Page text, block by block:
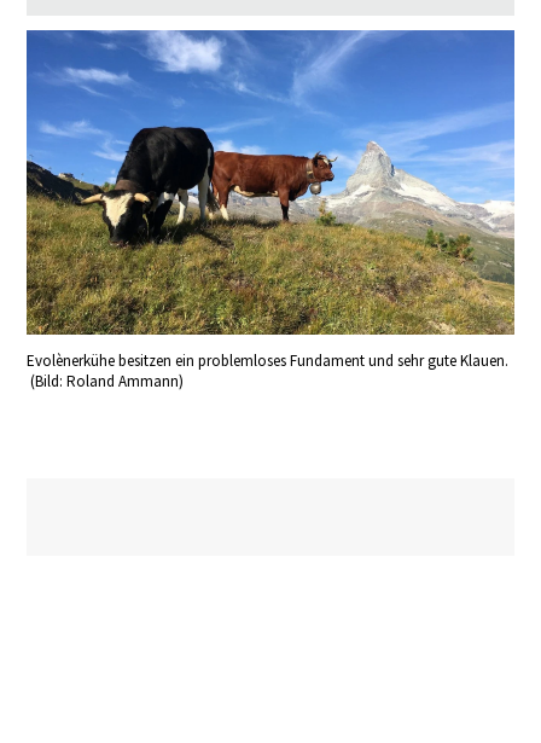
Evolènerkühe besitzen ein problemloses Fundament und sehr gute Klauen.
(Bild: Roland Ammann)